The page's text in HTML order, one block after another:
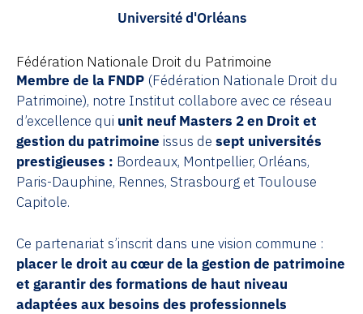
Fédération Nationale Droit du Patrimoine
Membre de la FNDP (Fédération Nationale Droit du
Patrimoine), notre Institut collabore avec ce réseau
d’excellence qui unit neuf Masters 2 en Droit et
gestion du patrimoine issus de sept universités
prestigieuses : Bordeaux, Montpellier, Orléans,
Paris-Dauphine, Rennes, Strasbourg et Toulouse
Capitole.
Ce partenariat s’inscrit dans une vision commune :
placer le droit au cœur de la gestion de patrimoine
et garantir des formations de haut niveau
adaptées aux besoins des professionnels
Université d'Orléans